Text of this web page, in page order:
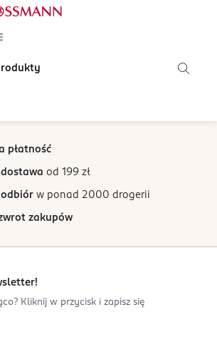
płatność
od 199 zł
odbiór w ponad 2000 drogerii
zakupów
Kliknij w przycisk i zapisz się